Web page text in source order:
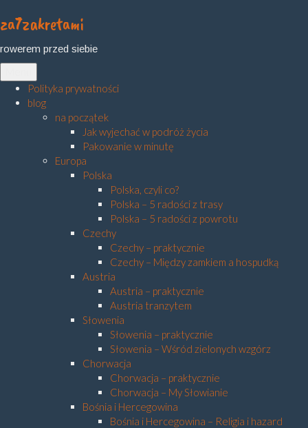
Skip
content
za7zakretami
rowerem przed siebie
Polityka prywatności
blog
na początek
Jak wyjechać w podróż życia
Pakowanie w minutę
Europa
Polska
Polska, czyli co?
Polska – 5 radości z trasy
Polska – 5 radości z powrotu
Czechy
Czechy – praktycznie
Czechy – Między zamkiem a hospudką
Austria
Austria – praktycznie
Austria tranzytem
Słowenia
Słowenia – praktycznie
Słowenia – Wśród zielonych wzgórz
Chorwacja
Chorwacja – praktycznie
Chorwacja – My Słowianie
Bośnia i Hercegowina
Bośnia i Hercegowina – Religia i hazard